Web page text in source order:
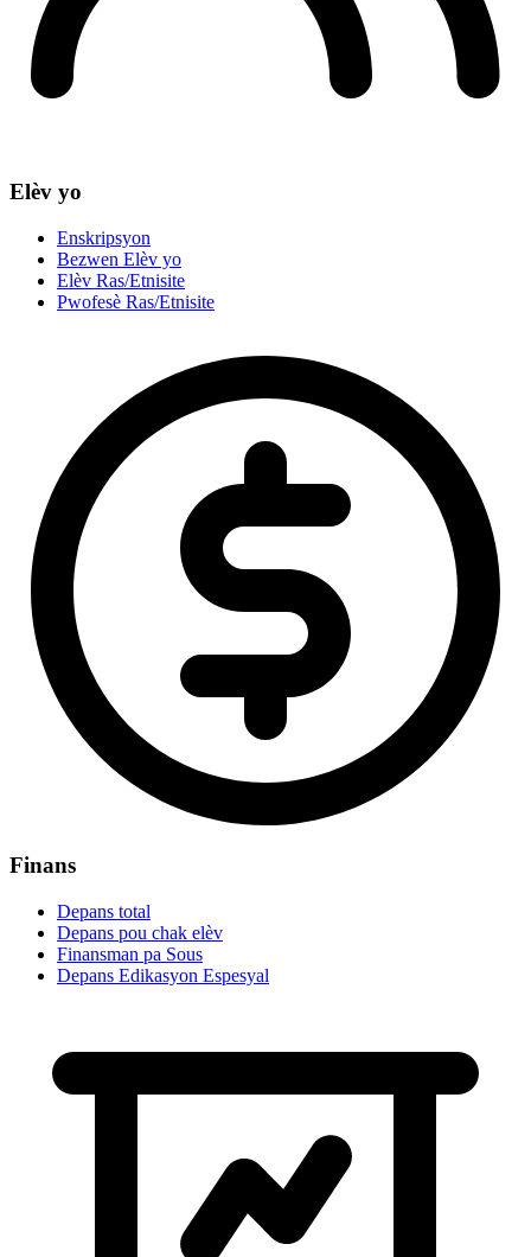
Elèv yo
Enskripsyon
Bezwen Elèv yo
Elèv Ras/Etnisite
Pwofesè Ras/Etnisite
Finans
Depans total
Depans pou chak elèv
Finansman pa Sous
Depans Edikasyon Espesyal